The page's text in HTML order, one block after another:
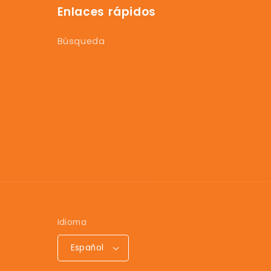
Enlaces rápidos
Búsqueda
Idioma
Español